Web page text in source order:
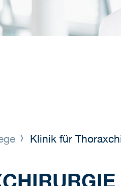
Klinik für